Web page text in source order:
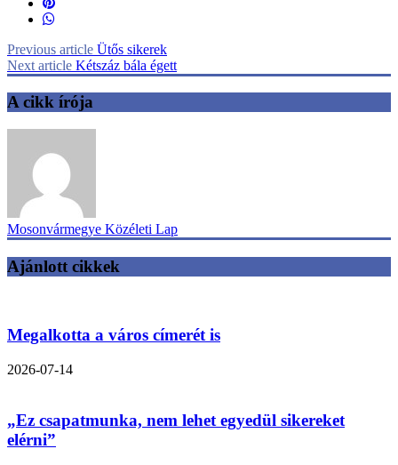
Previous article Ütős sikerek
Next article Kétszáz bála égett
A cikk írója
Mosonvármegye Közéleti Lap
Ajánlott cikkek
Megalkotta a város címerét is
2026-07-14
„Ez csapatmunka, nem lehet egyedül sikereket
elérni”